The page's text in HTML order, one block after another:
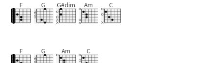
F G G#dim Am C
F G Am C